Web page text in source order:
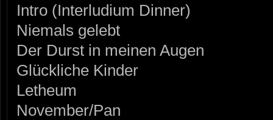
Intro (Interludium Dinner)
Niemals gelebt
Der Durst in meinen Augen
Glückliche Kinder
Letheum
November/Pan